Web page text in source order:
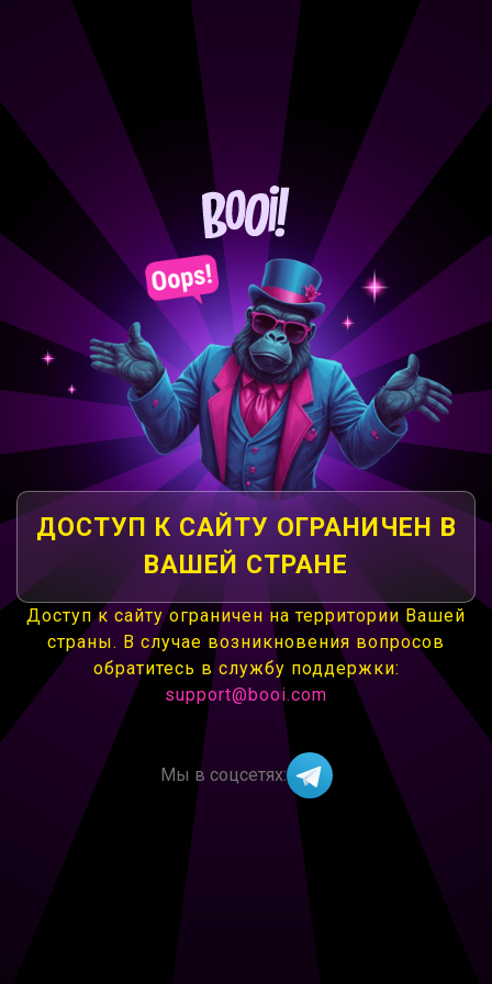
ДОСТУП К САЙТУ ОГРАНИЧЕН В
ВАШЕЙ СТРАНЕ
Доступ к сайту ограничен на территории Вашей
страны. В случае возникновения вопросов
обратитесь в службу поддержки:
support@booi.com
Мы в соцсетях: